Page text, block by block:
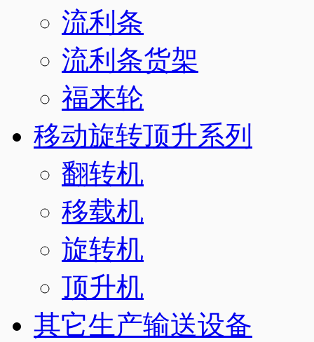
流利条
流利条货架
福来轮
移动旋转顶升系列
翻转机
移载机
旋转机
顶升机
其它生产输送设备